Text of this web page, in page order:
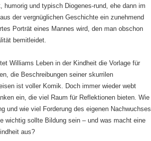
humorig und typisch Diogenes-rund, ehe dann im
der vergnüglichen Geschichte ein zunehmend
Porträt eines Mannes wird, den man obschon
bemitleidet.
Williams Leben in der Kindheit die Vorlage für
die Beschreibungen seiner skurrilen
ist voller Komik. Doch immer wieder webt
ein, die viel Raum für Reflektionen bieten. Wie
und wie viel Forderung des eigenen Nachwuchses
wichtig sollte Bildung sein – und was macht eine
aus?